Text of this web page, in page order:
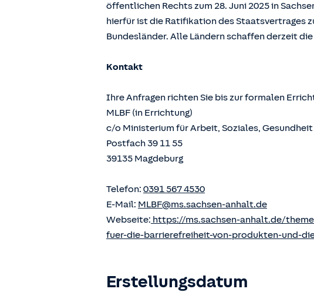
öffentlichen Rechts zum 28. Juni 2025 in
hierfür ist die Ratifikation des Staatsvertrages
Bundesländer. Alle Ländern schaffen derzeit
Kontakt
Ihre Anfragen richten Sie bis zur formalen
MLBF (in Errichtung)
c/o Ministerium für Arbeit, Soziales,
Postfach 39 11 55
39135 Magdeburg
Telefon: 0391 567 4530
E-Mail: MLBF@ms.sachsen-anhalt.de
Webseite: https://ms.sachsen-anhalt.de/
fuer-die-barrierefreiheit-von-produkten-und-
Erstellungsdatum